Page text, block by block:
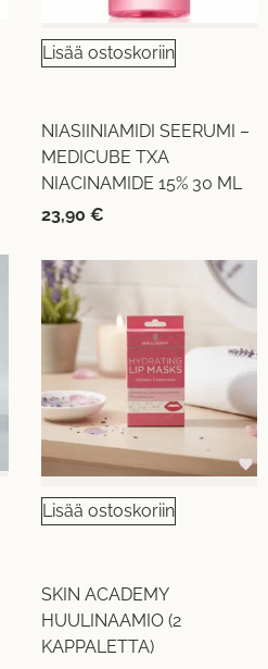
Lisää ostoskoriin
NIASIINIAMIDI SEERUMI –
MEDICUBE TXA
NIACINAMIDE 15% 30 ML
23,90 €
Lisää ostoskoriin
SKIN ACADEMY
HUULINAAMIO (2
KAPPALETTA)